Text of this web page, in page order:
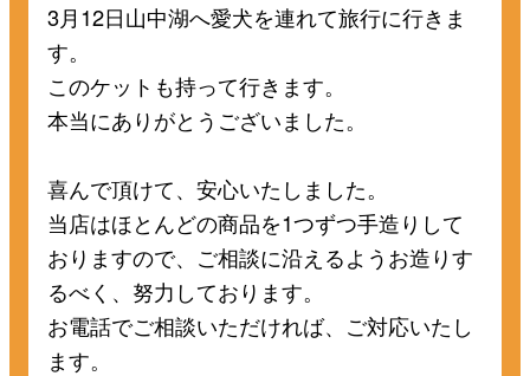
3月12日山中湖へ愛犬を連れて旅行に行きま
す。
このケットも持って行きます。
本当にありがとうございました。
喜んで頂けて、安心いたしました。
当店はほとんどの商品を1つずつ手造りして
おりますので、ご相談に沿えるようお造りす
るべく、努力しております。
お電話でご相談いただければ、ご対応いたし
ます。